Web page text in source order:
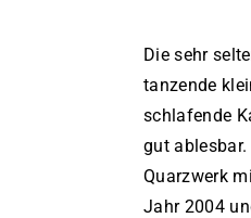
Die sehr
tanzende
schlafende
gut
Quarzwerk
Jahr 2004